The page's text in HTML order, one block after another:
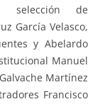
selección de
García Velasco,
y Abelardo
Manuel
Martínez
Francisco